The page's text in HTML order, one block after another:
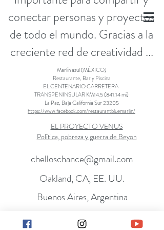
conectar personas y proyectos
de todo el mundo. Gracias a la
creciente red de creatividad ...
Marlín azul (MÉXICO)
Restaurante, Bar y Piscina
EL CENTENARIO CARRETERA
TRANSPENINSULAR KM14.5 (841.14 mi)
La Paz, Baja California Sur 23205
https://www.facebook.com/restaurantbluemarlin/
EL PROYECTO VENUS
Política, pobreza y guerra de Beyon
chelloschance@gmail.com
Oakland, CA, EE. UU.
Buenos Aires, Argentina